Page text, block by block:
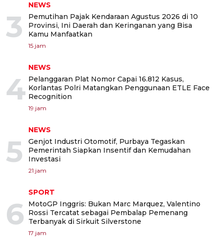
3
NEWS
Pemutihan Pajak Kendaraan Agustus 2026 di 10
Provinsi, Ini Daerah dan Keringanan yang Bisa
Kamu Manfaatkan
15 jam
4
NEWS
Pelanggaran Plat Nomor Capai 16.812 Kasus,
Korlantas Polri Matangkan Penggunaan ETLE Face
Recognition
19 jam
5
NEWS
Genjot Industri Otomotif, Purbaya Tegaskan
Pemerintah Siapkan Insentif dan Kemudahan
Investasi
21 jam
6
SPORT
MotoGP Inggris: Bukan Marc Marquez, Valentino
Rossi Tercatat sebagai Pembalap Pemenang
Terbanyak di Sirkuit Silverstone
17 jam